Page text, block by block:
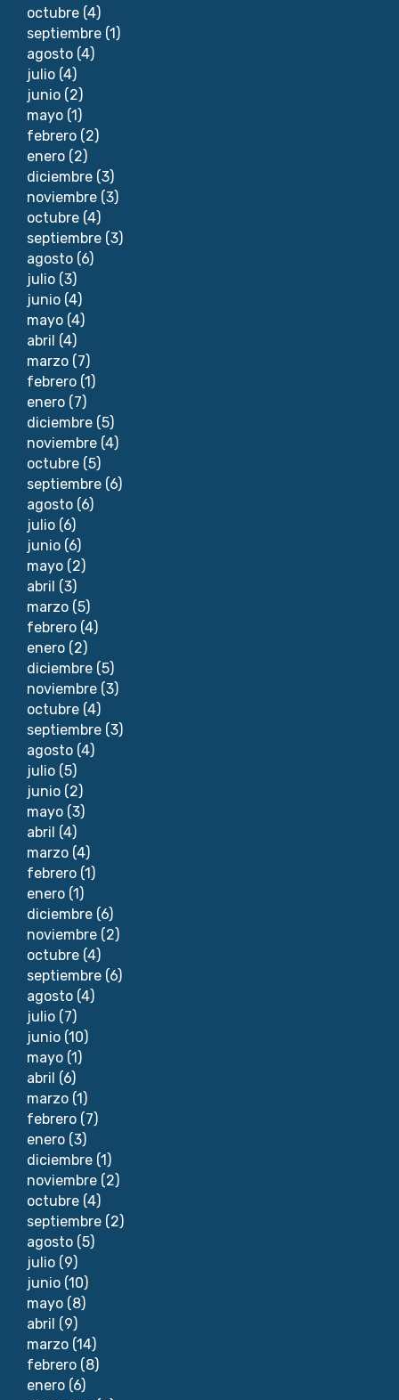
octubre (4)
septiembre (1)
agosto (4)
julio (4)
junio (2)
mayo (1)
febrero (2)
enero (2)
diciembre (3)
noviembre (3)
octubre (4)
septiembre (3)
agosto (6)
julio (3)
junio (4)
mayo (4)
abril (4)
marzo (7)
febrero (1)
enero (7)
diciembre (5)
noviembre (4)
octubre (5)
septiembre (6)
agosto (6)
julio (6)
junio (6)
mayo (2)
abril (3)
marzo (5)
febrero (4)
enero (2)
diciembre (5)
noviembre (3)
octubre (4)
septiembre (3)
agosto (4)
julio (5)
junio (2)
mayo (3)
abril (4)
marzo (4)
febrero (1)
enero (1)
diciembre (6)
noviembre (2)
octubre (4)
septiembre (6)
agosto (4)
julio (7)
junio (10)
mayo (1)
abril (6)
marzo (1)
febrero (7)
enero (3)
diciembre (1)
noviembre (2)
octubre (4)
septiembre (2)
agosto (5)
julio (9)
junio (10)
mayo (8)
abril (9)
marzo (14)
febrero (8)
enero (6)